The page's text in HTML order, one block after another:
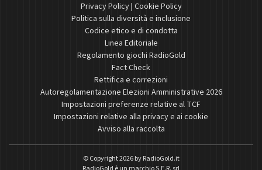
Privacy Policy| Cookie Policy
Politica sulla diversità e inclusione
Codice etico e di condotta
Linea Editoriale
Regolamento giochi RadioGold
Fact Check
Rettifica e correzioni
Autoregolamentazione Elezioni Amministrative 2026
Impostazioni preferenze relative al TCF
Impostazioni relative alla privacy e ai cookie
Avviso alla raccolta
© Copyright 2026 byRadioGold.it